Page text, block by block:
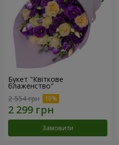
Букет "Квіткове
блаженство"
2 554 грн
Замовити